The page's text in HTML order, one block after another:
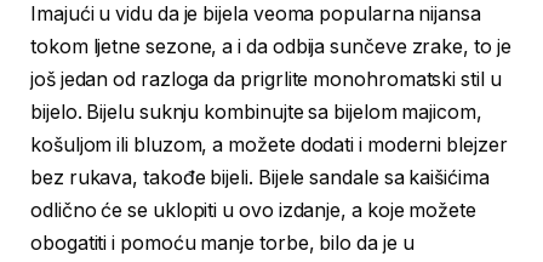
Imajući u vidu da je bijela veoma popularna nijansa
tokom ljetne sezone, a i da odbija sunčeve zrake, to je
još jedan od razloga da prigrlite monohromatski stil u
bijelo. Bijelu suknju kombinujte sa bijelom majicom,
košuljom ili bluzom, a možete dodati i moderni blejzer
bez rukava, takođe bijeli. Bijele sandale sa kaišićima
odlično će se uklopiti u ovo izdanje, a koje možete
obogatiti i pomoću manje torbe, bilo da je u